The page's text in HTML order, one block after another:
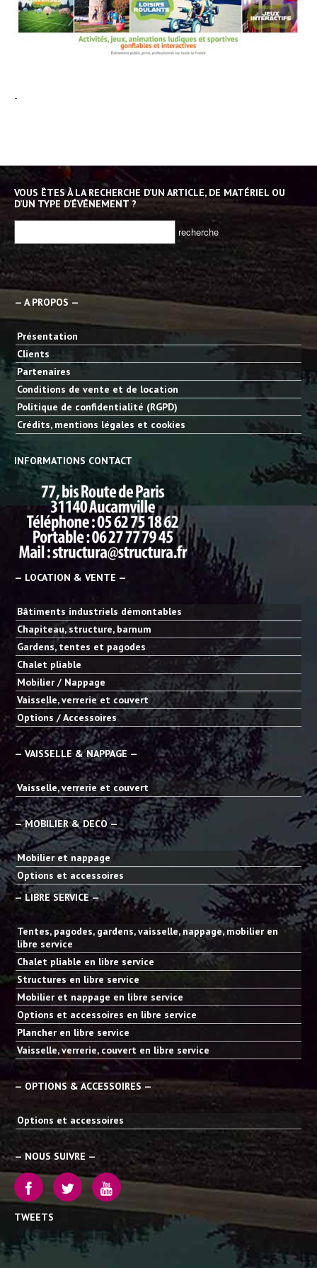
-
VOUS ÊTES À LA RECHERCHE D’UN ARTICLE, DE MATÉRIEL OU
D’UN TYPE D’ÉVÉNEMENT ?
— A PROPOS —
Présentation
Clients
Partenaires
Conditions de vente et de location
Politique de confidentialité (RGPD)
Crédits, mentions légales et cookies
INFORMATIONS CONTACT
— LOCATION & VENTE —
Bâtiments industriels démontables
Chapiteau, structure, barnum
Gardens, tentes et pagodes
Chalet pliable
Mobilier / Nappage
Vaisselle, verrerie et couvert
Options / Accessoires
— VAISSELLE & NAPPAGE —
Vaisselle, verrerie et couvert
— MOBILIER & DECO —
Mobilier et nappage
Options et accessoires
— LIBRE SERVICE —
Tentes, pagodes, gardens, vaisselle, nappage, mobilier en
libre service
Chalet pliable en libre service
Structures en libre service
Mobilier et nappage en libre service
Options et accessoires en libre service
Plancher en libre service
Vaisselle, verrerie, couvert en libre service
— OPTIONS & ACCESSOIRES —
Options et accessoires
— NOUS SUIVRE —
TWEETS